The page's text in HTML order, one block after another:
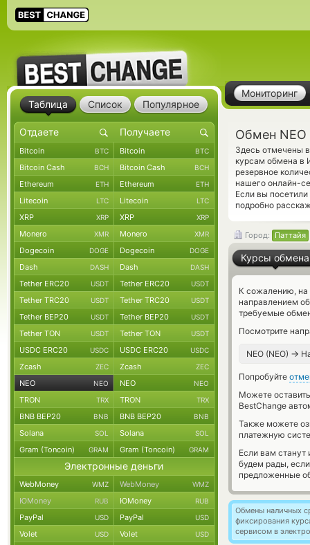
Мониторинг
Обмен NEO
Здесь отмечены
курсам обмена в
резервное
нашего онлайн-
Если вы
подробно
Город: Паттайя
Курсы обмена
К сожалению, на
направлением
требуемые
Посмотрите
NEO (NEO) →
Попробуйте
Можете
BestChange
Также можете
платежную
Если вам
будем рады,
предложенные
Обмены наличных
фиксирования
сервисом в
Таблица Список Популярное
Bitcoin BTC Bitcoin BTC
Bitcoin Cash BCH Bitcoin Cash BCH
Ethereum ETH Ethereum ETH
Litecoin LTC Litecoin LTC
XRP XRP XRP XRP
Monero XMR Monero XMR
Dogecoin DOGE Dogecoin DOGE
Dash DASH Dash DASH
Tether ERC20 USDT Tether ERC20 USDT
Tether TRC20 USDT Tether TRC20 USDT
Tether BEP20 USDT Tether BEP20 USDT
Tether TON USDT Tether TON USDT
USDC ERC20 USDC USDC ERC20 USDC
Zcash ZEC Zcash ZEC
NEO NEO NEO NEO
TRON TRX TRON TRX
BNB BEP20 BNB BNB BEP20 BNB
Solana SOL Solana SOL
Gram (Toncoin) GRAM Gram (Toncoin) GRAM
Электронные деньги
WebMoney WMZ WebMoney WMZ
ЮMoney RUB ЮMoney RUB
PayPal USD PayPal USD
Volet USD Volet USD